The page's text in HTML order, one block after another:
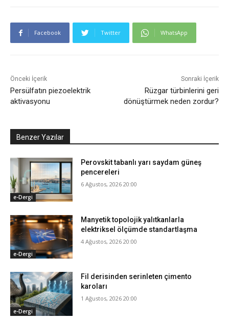
Facebook Twitter WhatsApp
Önceki İçerik
Persülfatın piezoelektrik
aktivasyonu
Sonraki İçerik
Rüzgar türbinlerini geri
dönüştürmek neden zordur?
Benzer Yazılar
e-Dergi
Perovskit tabanlı yarı saydam güneş
pencereleri
6 Ağustos, 2026 20:00
e-Dergi
Manyetik topolojik yalıtkanlarla
elektriksel ölçümde standartlaşma
4 Ağustos, 2026 20:00
e-Dergi
Fil derisinden serinleten çimento
karoları
1 Ağustos, 2026 20:00